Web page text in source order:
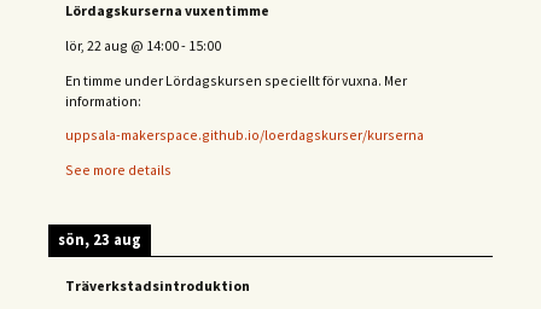
Lördagskurserna vuxentimme
lör, 22 aug @ 14:00- 15:00
En timme under Lördagskursen speciellt för vuxna. Mer
information:
uppsala-makerspace.github.io/loerdagskurser/kurserna
See more details
sön, 23 aug
Träverkstadsintroduktion